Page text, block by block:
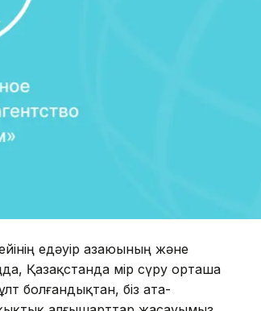
едәуір азаюының және
Қазақстанда өмір сүру орташа
болғандықтан, біз ата-